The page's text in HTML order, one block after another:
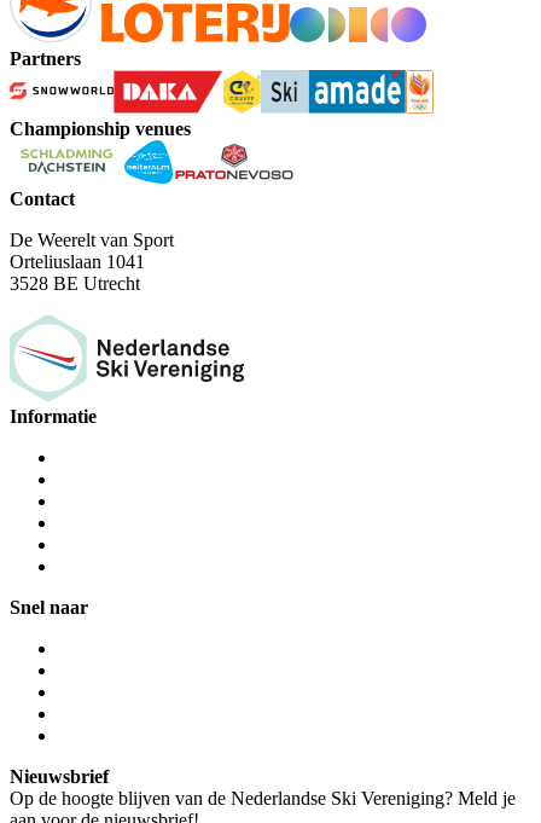
Partners
Championship venues
Contact
De Weerelt van Sport
Orteliuslaan 1041
3528 BE Utrecht
Informatie
Snel naar
Nieuwsbrief
Op de hoogte blijven van de Nederlandse Ski Vereniging? Meld je